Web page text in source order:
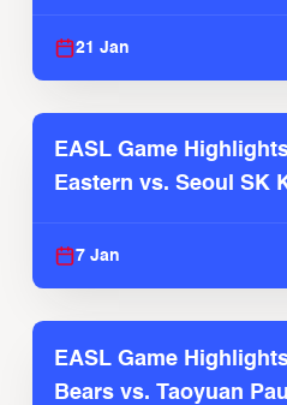
21 Jan
EASL Game
Eastern vs. Seoul SK
7 Jan
EASL Game
Bears vs. Taoyuan